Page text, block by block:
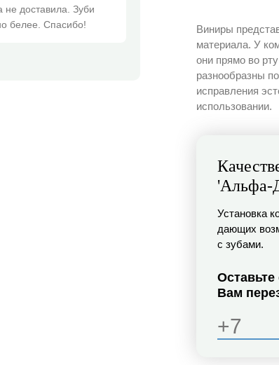
не доставила. Зуби
белее. Спасибо!
Виниры
материала. У
они прямо во
разнообразны
исправления
использовании.
'Альфа-
Установка
дающих
с зубами.
Вам